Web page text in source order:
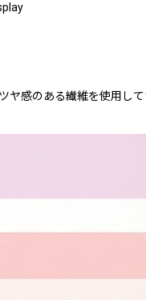
ヤ感のある繊維を使用し